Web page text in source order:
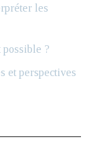
les
possible ?
et perspectives